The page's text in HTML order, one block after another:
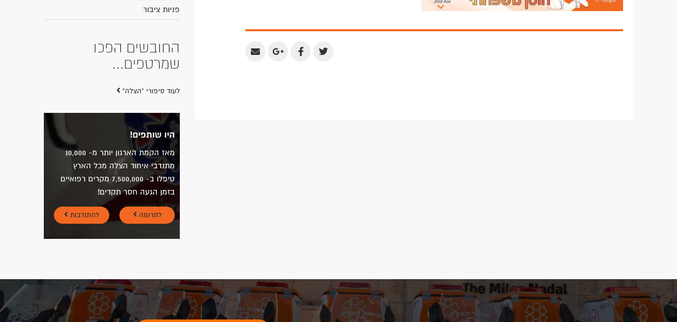
Share
Share
Share
Share
פניות ציבור
החובשים הפכו
שמרטפים...
לעוד סיפורי "הצלה"
היו שותפים!
מאז הקמת הארגון יותר מ- 10,000
מתנדבי איחוד הצלה מכל הארץ
טיפלו ב- 7,500,000 מקרים רפואיים
בזמן הגעה חסר תקדים!
לתרומה להתנדבות